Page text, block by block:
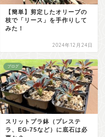
【簡単】剪定したオリーブの
枝で「リース」を手作りして
みた！
2024年12月24日
ブログ
スリットプラ鉢（プレステ
ラ、EG-75など）に底石は必